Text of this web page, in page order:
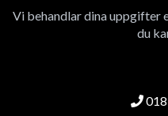
Vi behandlar dina uppgifter
du